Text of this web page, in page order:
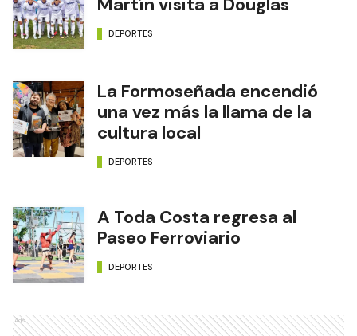
DEPORTES
La Formoseñada encendió
una vez más la llama de la
cultura local
DEPORTES
A Toda Costa regresa al
Paseo Ferroviario
DEPORTES
Ads